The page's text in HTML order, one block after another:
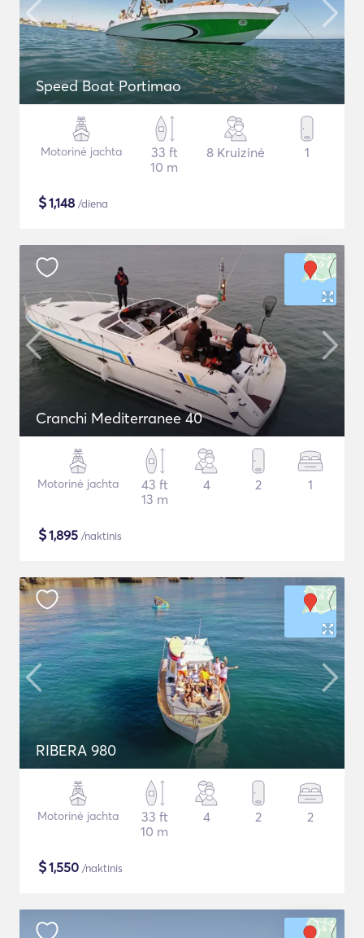
Speed Boat Portimao
Motorinė jachta
33 ft
10 m
8 Kruizinė 1
$1,148 /diena
Cranchi Mediterranee 40
Motorinė jachta
43 ft
13 m
4 2 1
$1,895 /naktinis
RIBERA 980
Motorinė jachta
33 ft
10 m
4 2 2
$1,550 /naktinis